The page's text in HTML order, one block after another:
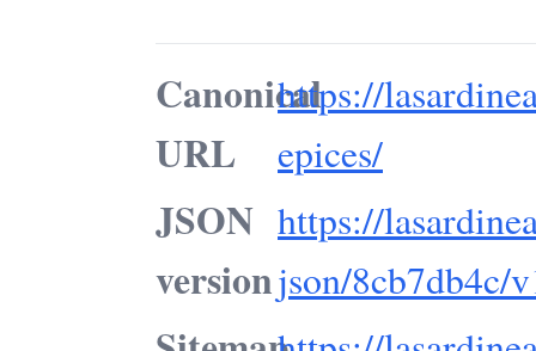
Canonical
URL
https://
epices/
JSON
version
https://
json/8cb7db4c/